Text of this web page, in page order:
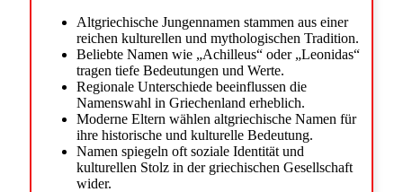
Altgriechische Jungennamen stammen aus einer
reichen kulturellen und mythologischen Tradition.
Beliebte Namen wie „Achilleus“ oder „Leonidas“
tragen tiefe Bedeutungen und Werte.
Regionale Unterschiede beeinflussen die
Namenswahl in Griechenland erheblich.
Moderne Eltern wählen altgriechische Namen für
ihre historische und kulturelle Bedeutung.
Namen spiegeln oft soziale Identität und
kulturellen Stolz in der griechischen Gesellschaft
wider.